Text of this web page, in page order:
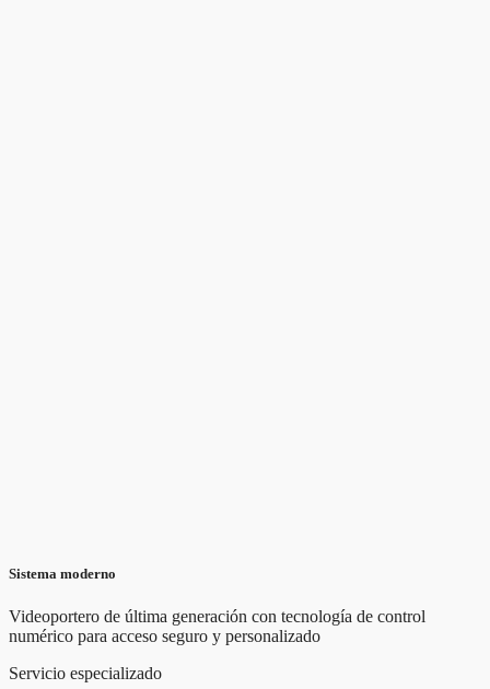
Sistema moderno
Videoportero de última generación con tecnología de control
numérico para acceso seguro y personalizado
Servicio especializado